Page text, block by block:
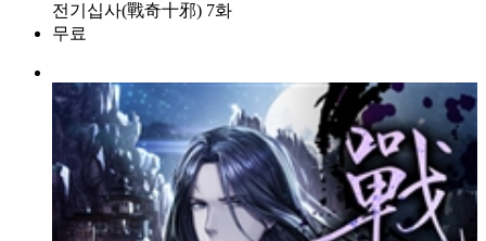
전기십사(戰奇十邪) 7화
무료